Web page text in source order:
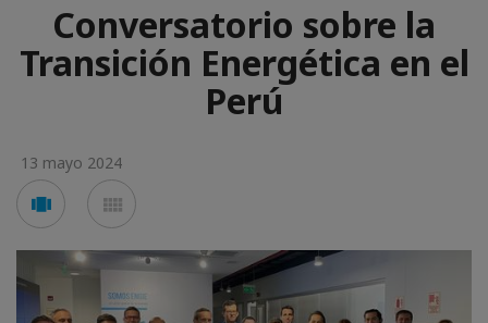
Conversatorio sobre la
Transición Energética en el
Perú
13 mayo 2024
Voir
en
carousel
en
mosaïque